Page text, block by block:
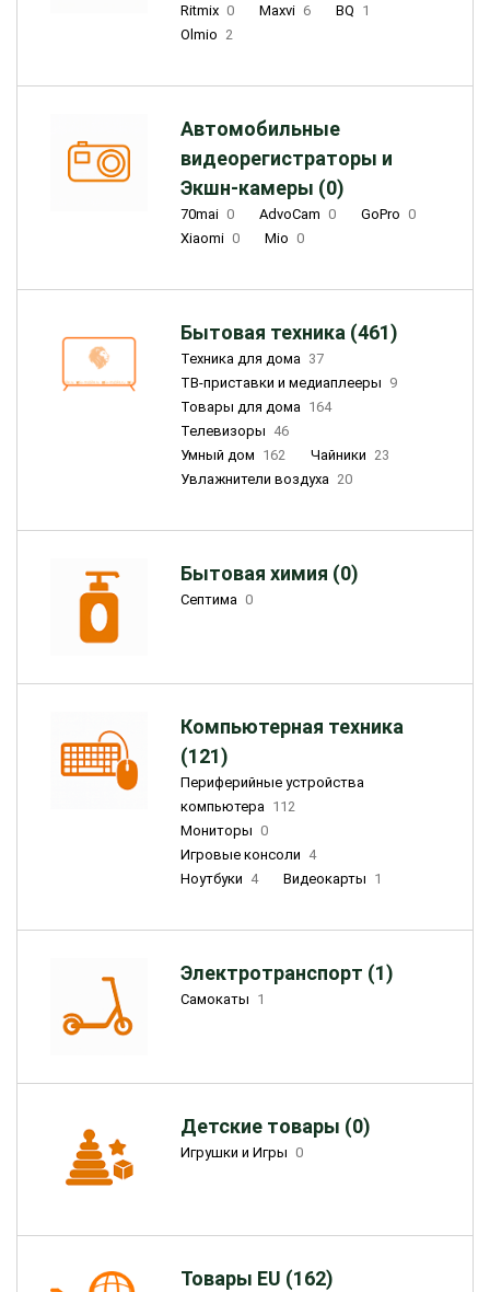
Ritmix 0 Maxvi 6 BQ 1
Olmio 2
Автомобильные
видеорегистраторы и
Экшн-камеры (0)
70mai 0 AdvoCam 0 GoPro 0
Xiaomi 0 Mio 0
Бытовая техника (461)
Техника для дома 37
ТВ-приставки и медиаплееры 9
Товары для дома 164
Телевизоры 46
Умный дом 162 Чайники 23
Увлажнители воздуха 20
Бытовая химия (0)
Септима 0
Компьютерная техника
(121)
Периферийные устройства
компьютера 112
Мониторы 0
Игровые консоли 4
Ноутбуки 4 Видеокарты 1
Электротранспорт (1)
Самокаты 1
Детские товары (0)
Игрушки и Игры 0
Товары EU (162)